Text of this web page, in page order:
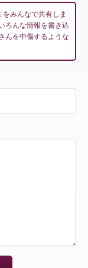
みんなで共有しま
ろんな情報を書き込
んを中傷するような